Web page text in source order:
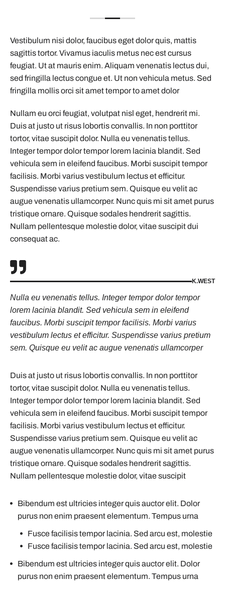
Vestibulum nisi dolor, faucibus eget dolor quis, mattis
sagittis tortor. Vivamus iaculis metus nec est cursus
feugiat. Ut at mauris enim. Aliquam venenatis lectus dui,
sed fringilla lectus congue et. Ut non vehicula metus. Sed
fringilla mollis orci sit amet tempor to amet dolor
Nullam eu orci feugiat, volutpat nisl eget, hendrerit mi.
Duis at justo ut risus lobortis convallis. In non porttitor
tortor, vitae suscipit dolor. Nulla eu venenatis tellus.
Integer tempor dolor tempor lorem lacinia blandit. Sed
vehicula sem in eleifend faucibus. Morbi suscipit tempor
facilisis. Morbi varius vestibulum lectus et efficitur.
Suspendisse varius pretium sem. Quisque eu velit ac
augue venenatis ullamcorper. Nunc quis mi sit amet purus
tristique ornare. Quisque sodales hendrerit sagittis.
Nullam pellentesque molestie dolor, vitae suscipit dui
consequat ac.
K.WEST
Nulla eu venenatis tellus. Integer tempor dolor tempor
lorem lacinia blandit. Sed vehicula sem in eleifend
faucibus. Morbi suscipit tempor facilisis. Morbi varius
vestibulum lectus et efficitur. Suspendisse varius pretium
sem. Quisque eu velit ac augue venenatis ullamcorper
Duis at justo ut risus lobortis convallis. In non porttitor
tortor, vitae suscipit dolor. Nulla eu venenatis tellus.
Integer tempor dolor tempor lorem lacinia blandit. Sed
vehicula sem in eleifend faucibus. Morbi suscipit tempor
facilisis. Morbi varius vestibulum lectus et efficitur.
Suspendisse varius pretium sem. Quisque eu velit ac
augue venenatis ullamcorper. Nunc quis mi sit amet purus
tristique ornare. Quisque sodales hendrerit sagittis.
Nullam pellentesque molestie dolor, vitae suscipit
Bibendum est ultricies integer quis auctor elit. Dolor
purus non enim praesent elementum. Tempus urna
Fusce facilisis tempor lacinia. Sed arcu est, molestie
Fusce facilisis tempor lacinia. Sed arcu est, molestie
Bibendum est ultricies integer quis auctor elit. Dolor
purus non enim praesent elementum. Tempus urna